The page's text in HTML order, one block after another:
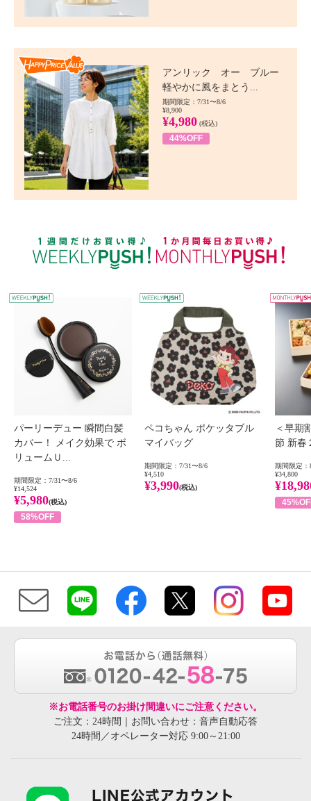
アンリック オー ブルー
軽やかに風をまとう...
期間限定：7/31〜8/6
¥8,900
¥4,980 (税込)
44%OFF
WEEKLY PUSH
パーリーデュー 瞬間白髪
カバー！ メイク効果で ボ
リュームＵ...
期間限定：7/31〜8/6
¥14,524
¥5,980(税込)
58%OFF
ペコちゃん ポケッタブル
マイバッグ
期間限定：7/31〜8/6
¥4,510
¥3,990(税込)
＜早期
節 新春
期間限定：
¥34,800
※お電話番号のお掛け間違いにご注意ください。
ご注文：24時間｜お問い合わせ：音声自動応答
24時間／オペレーター対応 9:00～21:00